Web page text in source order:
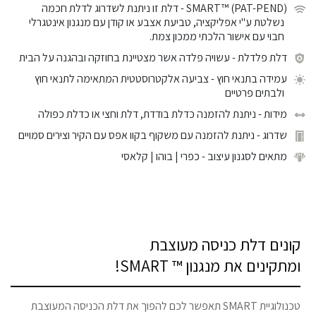
SMART™ (PAT-PEND)- דלת זו ניתנת לשדרוג לדלת חכמה
נשלטת ע"י אפליקציה, טביעת אצבע או קודן עם מנגנון אינטגרלי
חבוי עם אישור הלכתי ממכון צמת.
דלת פלדלת- עשויה פלדה אשר מצטיינת בחוזקה ובהגנה על הבית
עמידה בתנאי חוץ- צביעה אלקטרוסטטית המתאימה לתנאי חוץ
ולבתים פרטיים
מידות- ניתנת להזמנה כדלת בודדת, דלת וחצי או כדלת כפולה
שדרוג- ניתנת להזמנה עם משקוף בקוו אפס עם הקיר וצירים סמויים
מתאים לסגנון עיצוב- כפרי | בוהו | קלאסי
קונים דלת כניסה מעוצבת
ומתקינים את מנגנון ™ SMART!
טכנולוגיית SMART תאפשר לכם להפוך את דלת הכניסה המעוצבת